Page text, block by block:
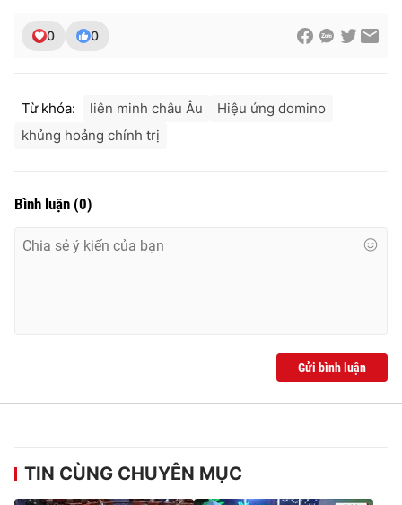
0 0
Từ khóa: liên minh châu Âu
Hiệu ứng domino
khủng hoảng chính trị
Bình luận (0)
Gửi bình luận
TIN CÙNG CHUYÊN MỤC